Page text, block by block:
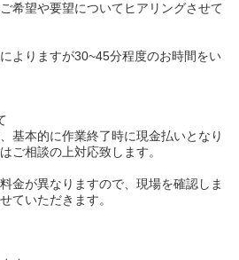
希望や要望についてヒアリングさせて
よりますが30~45分程度のお時間をい
基本的に作業終了時に現金払いとなり
ご相談の上対応致します。
金が異なりますので、現場を確認しま
ていただきます。